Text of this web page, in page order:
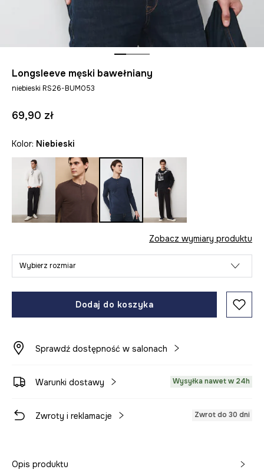
Longsleeve męski bawełniany
niebieski RS26-BUM053
69,90 zł
Kolor: niebieski
Zobacz wymiary produktu
Wybierz rozmiar
Dodaj do koszyka
Sprawdź dostępność w salonach
Warunki dostawy Wysyłka nawet w 24h
Zwroty i reklamacje Zwrot do 30 dni
Opis produktu